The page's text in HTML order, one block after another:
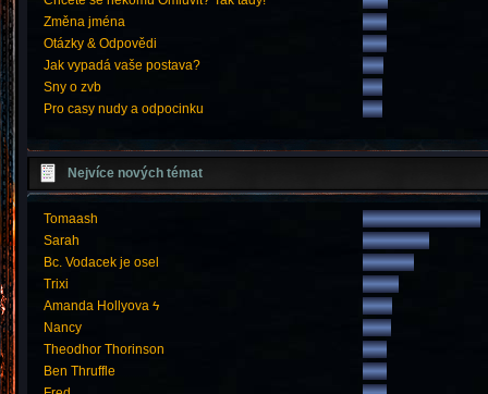
Změna jména
Otázky & Odpovědi
Jak vypadá vaše postava?
Sny o zvb
Pro casy nudy a odpocinku
Nejvíce nových témat
Tomaash
Sarah
Bc. Vodacek je osel
Trixi
Amanda Hollyova ϟ
Nancy
Theodhor Thorinson
Ben Thruffle